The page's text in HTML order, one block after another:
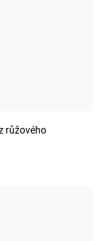
růžového